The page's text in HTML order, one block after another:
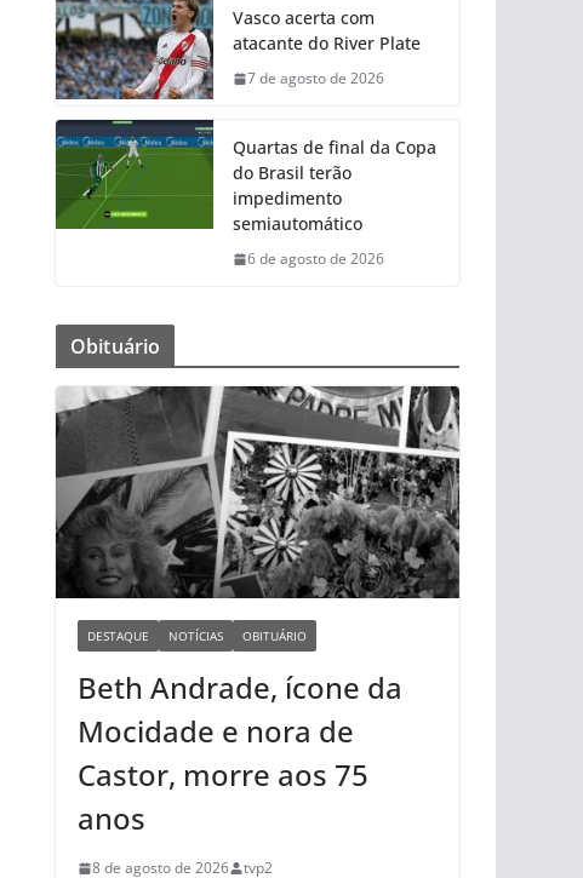
Vasco acerta com
atacante do River Plate
7 de agosto de 2026
Quartas de final da Copa
do Brasil terão
impedimento
semiautomático
6 de agosto de 2026
Obituário
DESTAQUE NOTÍCIAS OBITUÁRIO
Beth Andrade, ícone da
Mocidade e nora de
Castor, morre aos 75
anos
8 de agosto de 2026 tvp2